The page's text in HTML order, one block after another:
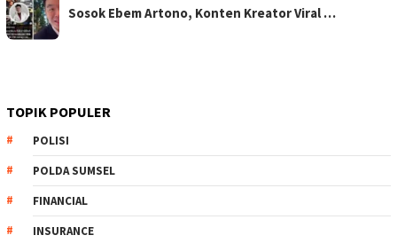
Sosok Ebem Artono, Konten Kreator Viral …
TOPIK POPULER
POLISI
POLDA SUMSEL
FINANCIAL
INSURANCE